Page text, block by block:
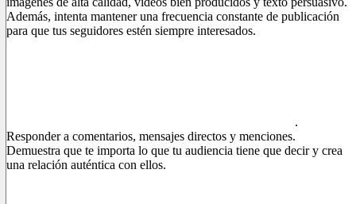
Además, intenta mantener una frecuencia constante de publicación
para que tus seguidores estén siempre interesados.
.
Responder a comentarios, mensajes directos y menciones.
Demuestra que te importa lo que tu audiencia tiene que decir y crea
una relación auténtica con ellos.